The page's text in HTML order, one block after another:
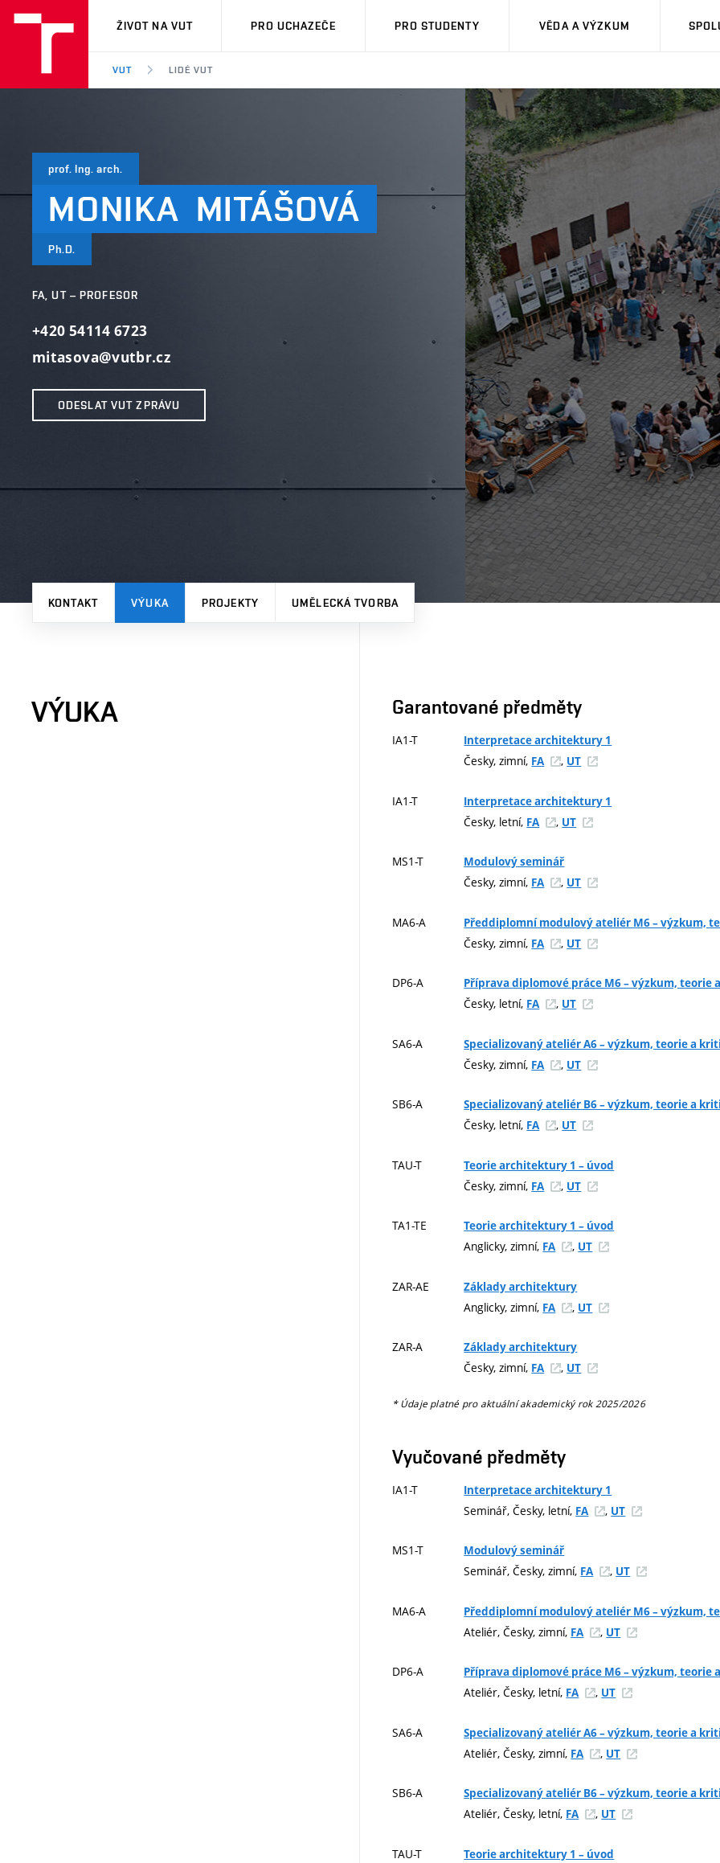
VUT
ŽIVOT NA VUT PRO UCHAZEČE PRO STUDENTY VĚDA A VÝZKUM
VUT LIDÉ VUT
prof. Ing. arch.
MONIKA MITÁŠOVÁ
Ph.D.
FA, UT – PROFESOR
+420 54114 6723
mitasova@vutbr.cz
ODESLAT VUT ZPRÁVU
KONTAKT VÝUKA PROJEKTY UMĚLECKÁ TVORBA
VÝUKA Garantované předměty
IA1-T Interpretace architektury 1
Česky, zimní, FA , UT
IA1-T Interpretace architektury 1
Česky, letní, FA , UT
MS1-T Modulový seminář
Česky, zimní, FA , UT
MA6-A Předdiplomní modulový ateliér M6 – výzkum,
Česky, zimní, FA , UT
DP6-A Příprava diplomové práce M6 – výzkum, teorie
Česky, letní, FA , UT
SA6-A Specializovaný ateliér A6 – výzkum, teorie a
Česky, zimní, FA , UT
SB6-A Specializovaný ateliér B6 – výzkum, teorie a
Česky, letní, FA , UT
TAU-T Teorie architektury 1 – úvod
Česky, zimní, FA , UT
TA1-TE Teorie architektury 1 – úvod
Anglicky, zimní, FA , UT
ZAR-AE Základy architektury
Anglicky, zimní, FA , UT
ZAR-A Základy architektury
Česky, zimní, FA , UT
* Údaje platné pro aktuální akademický rok 2025/2026
Vyučované předměty
IA1-T Interpretace architektury 1
Seminář, Česky, letní, FA , UT
MS1-T Modulový seminář
Seminář, Česky, zimní, FA , UT
MA6-A Předdiplomní modulový ateliér M6 – výzkum,
Ateliér, Česky, zimní, FA , UT
DP6-A Příprava diplomové práce M6 – výzkum, teorie
Ateliér, Česky, letní, FA , UT
SA6-A Specializovaný ateliér A6 – výzkum, teorie a
Ateliér, Česky, zimní, FA , UT
SB6-A Specializovaný ateliér B6 – výzkum, teorie a
Ateliér, Česky, letní, FA , UT
TAU-T Teorie architektury 1 – úvod